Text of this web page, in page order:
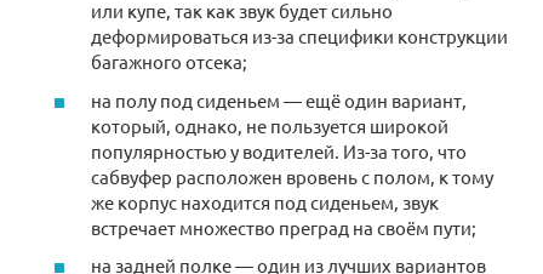
или купе, так как звук будет сильно
деформироваться из-за специфики конструкции
багажного отсека;
на полу под сиденьем — ещё один вариант,
который, однако, не пользуется широкой
популярностью у водителей. Из-за того, что
сабвуфер расположен вровень с полом, к тому
же корпус находится под сиденьем, звук
встречает множество преград на своём пути;
на задней полке — один из лучших вариантов